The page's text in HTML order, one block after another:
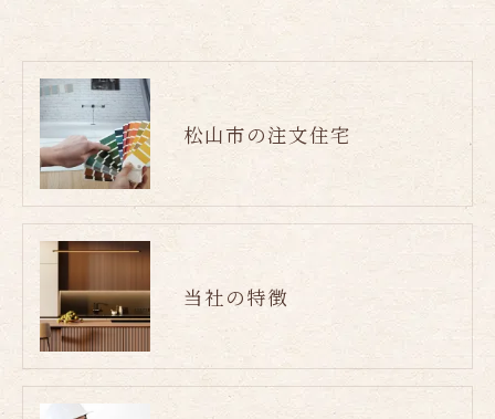
松山市の注文住宅
当社の特徴